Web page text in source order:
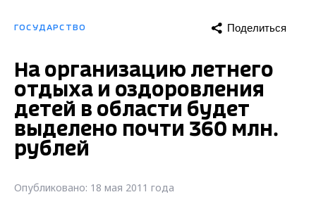
ГОСУДАРСТВО Поделиться
На организацию летнего
отдыха и оздоровления
детей в области будет
выделено почти 360 млн.
рублей
Опубликовано: 18 мая 2011 года